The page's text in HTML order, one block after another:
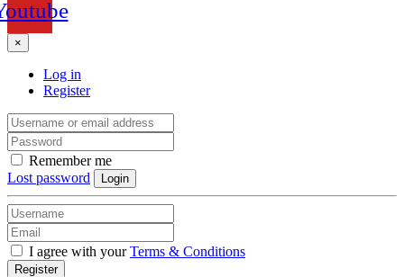
×
Log in
Register
Remember me
Lost password
Login
I agree with yourTerms & Conditions
Register